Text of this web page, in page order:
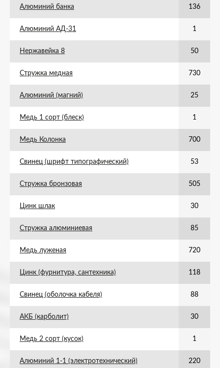
Алюминий банка 136
Алюминий АД-31 1
Нержавейка 8 50
Стружка медная 730
Алюминий (магний) 25
Медь 1 сорт (блеск) 1
Медь Колонка 700
Свинец (шрифт типографический) 53
Стружка бронзовая 505
Цинк шлак 30
Стружка алюминиевая 85
Медь луженая 720
Цинк (фурнитура, сантехника) 118
Свинец (оболочка кабеля) 88
АКБ (карболит) 30
Медь 2 сорт (кусок) 1
Алюминий 1-1 (электротехнический) 220